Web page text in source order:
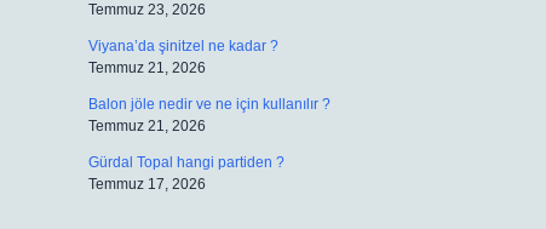
Temmuz 23, 2026
Viyana’da şinitzel ne kadar ?
Temmuz 21, 2026
Balon jöle nedir ve ne için kullanılır ?
Temmuz 21, 2026
Gürdal Topal hangi partiden ?
Temmuz 17, 2026